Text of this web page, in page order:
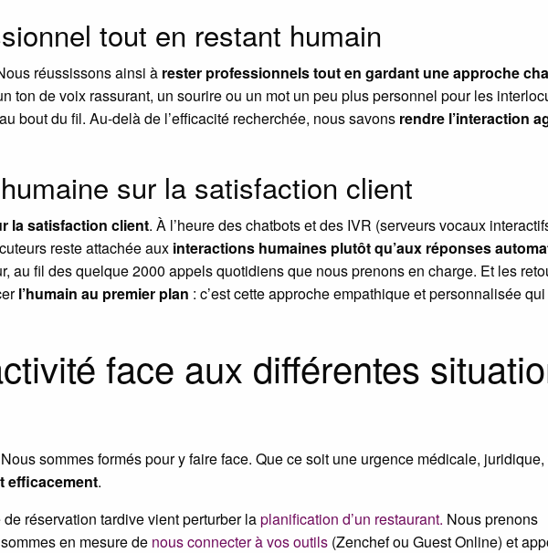
tout en restant humain
réussissons ainsi à rester professionnels tout en gardant une approche
ton de voix rassurant, un sourire ou un mot un peu plus personnel pour les
bout du fil. Au-delà de l’efficacité recherchée, nous savons rendre l’interaction
sur la satisfaction client
la satisfaction client. À l’heure des chatbots et des IVR (serveurs vocaux
reste attachée aux interactions humaines plutôt qu’aux réponses
au fil des quelque 2000 appels quotidiens que nous prenons en charge. Et les
l’humain au premier plan : c’est cette approche empathique et personnalisée
face aux différentes
sommes formés pour y faire face. Que ce soit une urgence médicale, juridique,
efficacement.
réservation tardive vient perturber laplanification d’un restaurant. Nous prenons
en mesure de nous connecter à vos outils (Zenchef ou Guest Online) et